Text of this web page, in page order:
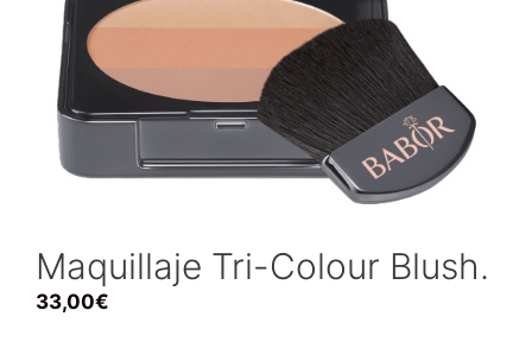
Maquillaje Tri-Colour Blush.
33,00€